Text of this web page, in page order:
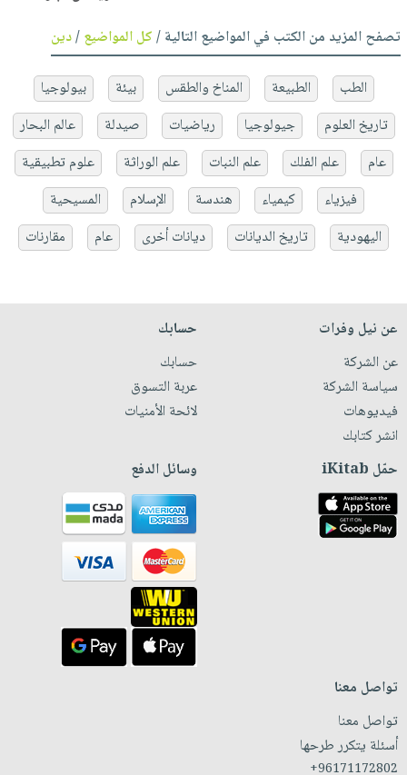
تصفح المزيد من الكتب في المواضيع التالية /كل المواضيع/دين
الطب الطبيعة المناخ والطقس بيئة
بيولوجيا
تاريخ العلوم
جيولوجيا رياضيات صيدلة
عالم البحار
عام
علم الفلك علم النبات علم الوراثة
علوم تطبيقية
فيزياء
كيمياء هندسة الإسلام
المسيحية
اليهودية
تاريخ الديانات ديانات أخرى عام مقارنات
عن نيل وفرات
عن الشركة
سياسة الشركة
فيديوهات
انشر كتابك
حسابك
حسابك
عربة التسوق
لائحة الأمنيات
حمّل iKitab وسائل الدفع
تواصل معنا
تواصل معنا
أسئلة يتكرر طرحها
+96171172802